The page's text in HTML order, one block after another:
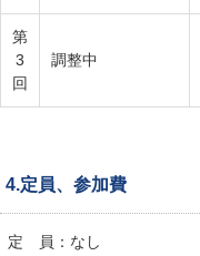
第
3
回
調整中
4.定員、参加費
定 員：なし